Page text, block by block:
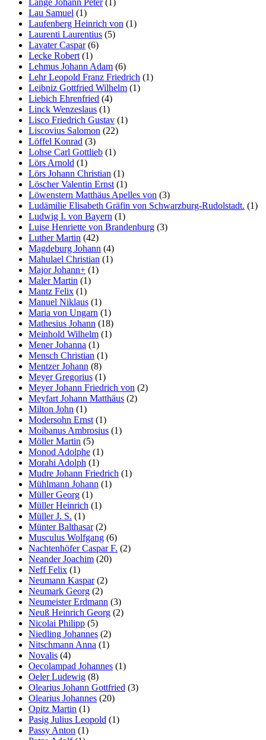
Lau Samuel (1)
Laufenberg Heinrich von (1)
Laurenti Laurentius (5)
Lavater Caspar(6)
Lecke Robert (1)
Lehmus Johann Adam (6)
Lehr Leopold Franz Friedrich (1)
Leibniz Gottfried Wilhelm (1)
Liebich Ehrenfried (4)
Linck Wenzeslaus (1)
Lisco Friedrich Gustav (1)
Liscovius Salomon (22)
Löffel Konrad (3)
Lohse Carl Gottlieb (1)
Lörs Arnold (1)
Lörs Johann Christian (1)
Löscher Valentin Ernst (1)
Löwenstern Matthäus Apelles von (3)
Ludämilie Elisabeth Gräfin von Schwarzburg-Rudolstadt. (1)
Ludwig I. von Bayern (1)
Luise Henriette von Brandenburg (3)
Luther Martin (42)
Magdeburg Johann (4)
Mahulael Christian (1)
Major Johann+ (1)
Maler Martin (1)
Mantz Felix (1)
Manuel Niklaus (1)
Maria von Ungarn (1)
Mathesius Johann (18)
Meinhold Wilhelm (1)
Mener Johanna (1)
Mensch Christian (1)
Mentzer Johann (8)
Meyer Gregorius (1)
Meyer Johann Friedrich von (2)
Meyfart Johann Matthäus (2)
Milton John (1)
Modersohn Ernst (1)
Moibanus Ambrosius (1)
Möller Martin (5)
Monod Adolphe (1)
Morahi Adolph (1)
Mudre Johann Friedrich (1)
Mühlmann Johann (1)
Müller Georg (1)
Müller Heinrich (1)
Müller J. S. (1)
Münter Balthasar(2)
Musculus Wolfgang (6)
Nachtenhöfer Caspar F. (2)
Neander Joachim (20)
Neff Felix (1)
Neumann Kaspar(2)
Neumark Georg (2)
Neumeister Erdmann (3)
Neuß Heinrich Georg (2)
Nicolai Philipp (5)
Niedling Johannes (2)
Nitschmann Anna (1)
Novalis (4)
Oecolampad Johannes (1)
Oeler Ludewig (8)
Olearius Johann Gottfried (3)
Olearius Johannes (20)
Opitz Martin (1)
Pasig Julius Leopold (1)
Passy Anton (1)